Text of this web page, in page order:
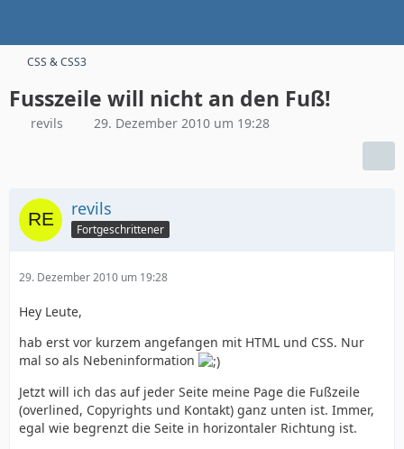
CSS & CSS3
Fusszeile will nicht an den Fuß!
revils 29. Dezember 2010 um 19:28
revils
Fortgeschrittener
29. Dezember 2010 um 19:28
Hey Leute,
hab erst vor kurzem angefangen mit HTML und CSS. Nur
mal so als Nebeninformation
Jetzt will ich das auf jeder Seite meine Page die Fußzeile
(overlined, Copyrights und Kontakt) ganz unten ist. Immer,
egal wie begrenzt die Seite in horizontaler Richtung ist.